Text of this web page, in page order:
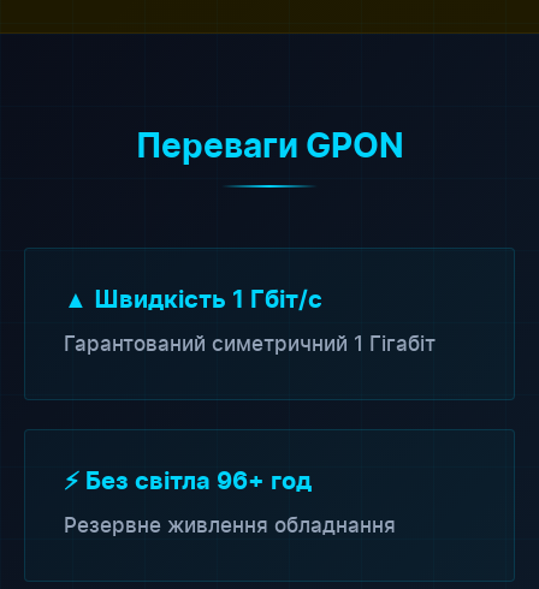
Переваги GPON
▲ Швидкість 1 Гбіт/с
Гарантований симетричний 1 Гігабіт
⚡ Без світла 96+ год
Резервне живлення обладнання